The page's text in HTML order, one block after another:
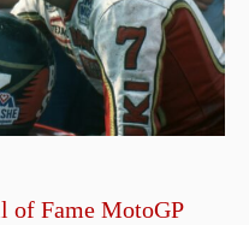
of Fame MotoGP